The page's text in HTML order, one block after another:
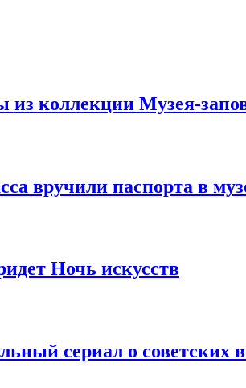
из коллекции Музея-
вручили паспорта в
Ночь искусств
сериал о советских